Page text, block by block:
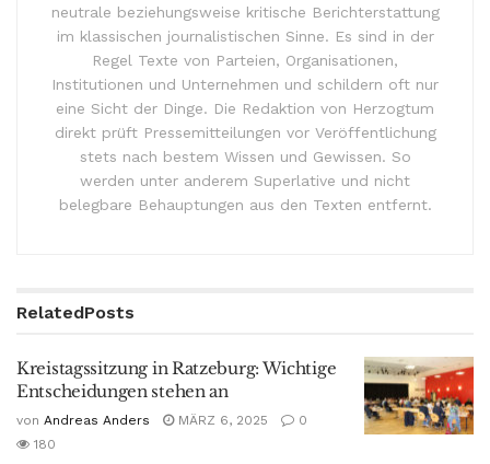
neutrale beziehungsweise kritische Berichterstattung
im klassischen journalistischen Sinne. Es sind in der
Regel Texte von Parteien, Organisationen,
Institutionen und Unternehmen und schildern oft nur
eine Sicht der Dinge. Die Redaktion von Herzogtum
direkt prüft Pressemitteilungen vor Veröffentlichung
stets nach bestem Wissen und Gewissen. So
werden unter anderem Superlative und nicht
belegbare Behauptungen aus den Texten entfernt.
RelatedPosts
Kreistagssitzung in Ratzeburg: Wichtige
Entscheidungen stehen an
von Andreas Anders MÄRZ 6, 2025
0
180